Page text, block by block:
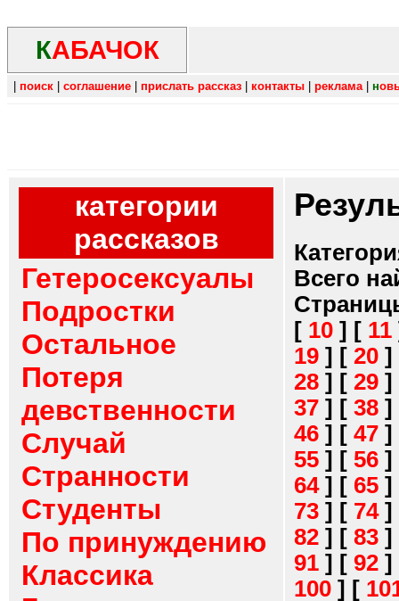
КАБАЧОК
поиск соглашение прислать рассказ контакты реклама| н
категории
рассказов
Гетеросексуалы
Подростки
Остальное
Потеря
девственности
Случай
Странности
Студенты
По принуждению
Классика
Всего
[ 10 ] [ 11
19 ] [ 20 ]
28 ] [ 29 ]
37 ] [ 38 ]
46 ] [ 47 ]
55 ] [ 56 ]
64] [ 65 ]
73 ] [ 74]
82 ] [ 83 ]
91 ] [ 92 ]
100 ] [